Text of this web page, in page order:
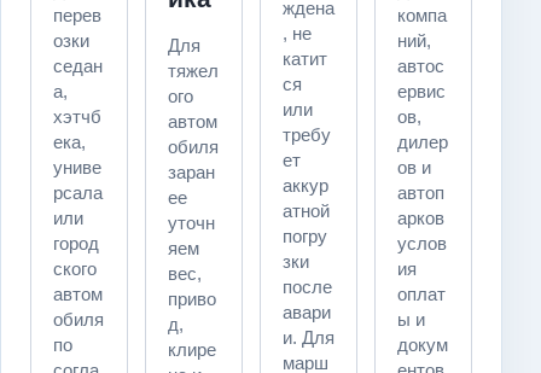
перев
озки
седан
а,
хэтчб
ека,
униве
рсала
или
город
ского
автом
обиля
по
Для
тяжел
ого
автом
обиля
заран
ее
уточн
яем
вес,
приво
д,
клире
ждена
, не
катит
ся
или
требу
ет
аккур
атной
погру
зки
после
авари
и. Для
марш
компа
ний,
автос
ервис
ов,
дилер
ов и
автоп
арков
услов
ия
оплат
ы и
докум